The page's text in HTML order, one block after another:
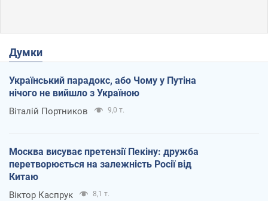
Думки
Український парадокс, або Чому у Путіна
нічого не вийшло з Україною
Віталій Портников 9,0 т.
Москва висуває претензії Пекіну: дружба
перетворюється на залежність Росії від
Китаю
Віктор Каспрук 8,1 т.